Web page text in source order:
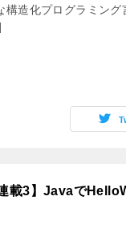
構造化プログラミン
連載3】Javaで